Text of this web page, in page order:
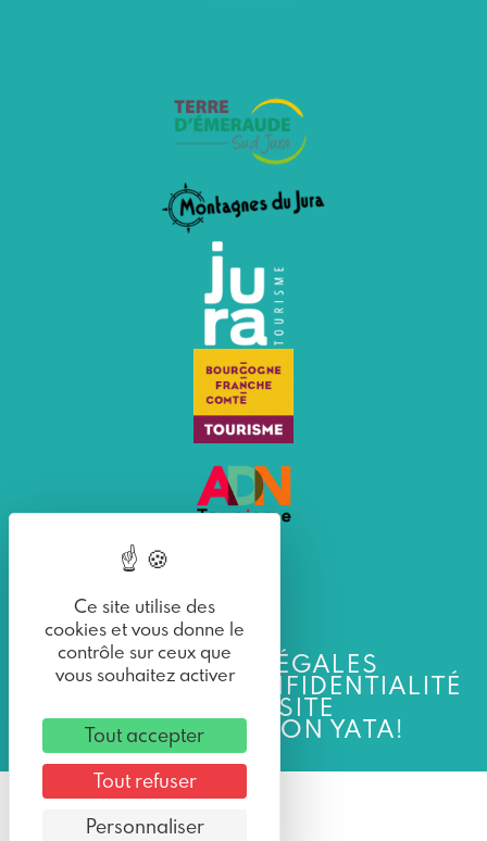
MENTIONS LÉGALES
POLITIQUE DE CONFIDENTIALITÉ
PLAN DU SITE
UNE RÉALISATION YATA!
Ce site utilise des
cookies et vous donne le
contrôle sur ceux que
vous souhaitez activer
Tout accepter
Tout refuser
Personnaliser